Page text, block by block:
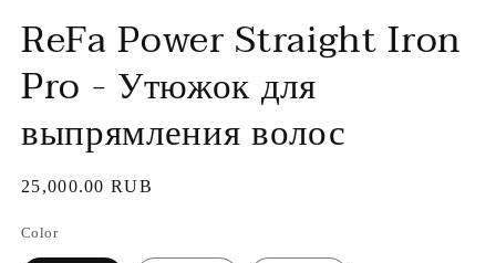
ReFa Power Straight Iron
Pro - Утюжок для
выпрямления волос
Обычная
25,000.00 RUB
Color